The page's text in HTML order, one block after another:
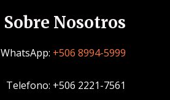
Sobre Nosotros
WhatsApp: +506 8994-5999
Telefono: +506 2221-7561